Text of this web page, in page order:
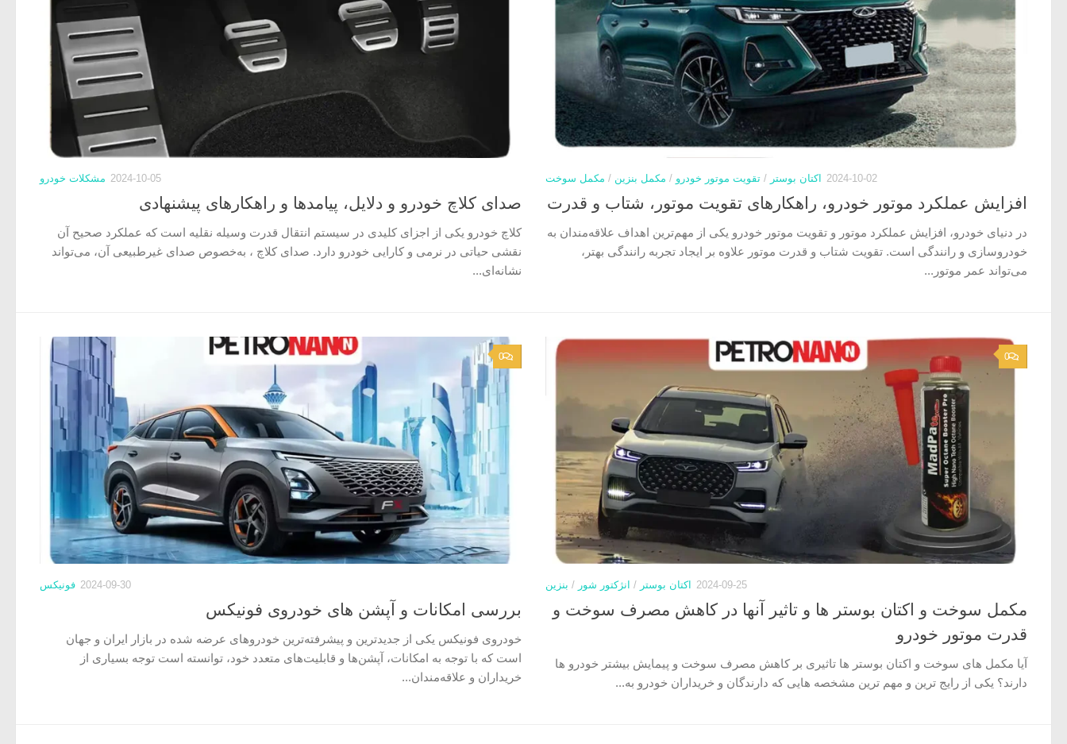
مشکلات خودرو 2024-10-05
صدای کلاچ خودرو و دلایل، پیامدها و راهکارهای پیشنهادی
کلاچ خودرو یکی از اجزای کلیدی در سیستم انتقال قدرت وسیله نقلیه است که عملکرد صحیح آن
نقشی حیاتی در نرمی و کارایی خودرو دارد. صدای کلاچ ، به‌خصوص صدای غیرطبیعی آن، می‌تواند
نشانه‌ای...
اکتان بوستر / تقویت موتور خودرو / مکمل بنزین / مکمل سوخت 2024-10-02
افزایش عملکرد موتور خودرو، راهکارهای تقویت موتور، شتاب و قدرت
در دنیای خودرو، افزایش عملکرد موتور و تقویت موتور خودرو یکی از مهم‌ترین اهداف علاقه‌مندان به
خودروسازی و رانندگی است. تقویت شتاب و قدرت موتور علاوه بر ایجاد تجربه رانندگی بهتر،
می‌تواند عمر موتور...
0
فونیکس 2024-09-30
بررسی امکانات و آپشن های خودروی فونیکس
خودروی فونیکس یکی از جدیدترین و پیشرفته‌ترین خودروهای عرضه شده در بازار ایران و جهان
است که با توجه به امکانات، آپشن‌ها و قابلیت‌های متعدد خود، توانسته است توجه بسیاری از
خریداران و علاقه‌مندان...
0
اکتان بوستر / انژکتور شور / بنزین 2024-09-25
مکمل سوخت و اکتان بوستر ها و تاثیر آنها در کاهش مصرف سوخت و
قدرت موتور خودرو
آیا مکمل های سوخت و اکتان بوستر ها تاثیری بر کاهش مصرف سوخت و پیمایش بیشتر خودرو ها
دارند؟ یکی از رایج ترین و مهم ترین مشخصه هایی که دارندگان و خریداران خودرو به...